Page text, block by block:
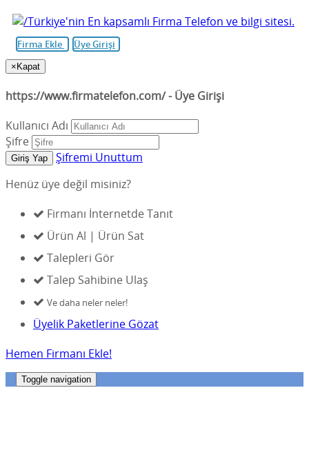
Firma Ekle Üye Girişi
×Kapat
https://www.firmatelefon.com/ - Üye Girişi
Kullanıcı Adı
Şifre
Giriş Yap
Şifremi Unuttum
Henüz üye değil misiniz?
Firmanı İnternetde Tanıt
Ürün Al | Ürün Sat
Talepleri Gör
Talep Sahibine Ulaş
Ve daha neler neler!
Üyelik Paketlerine Gözat
Hemen Firmanı Ekle!
Toggle navigation